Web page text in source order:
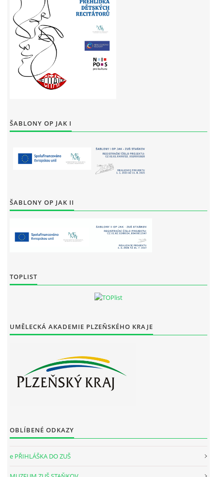
ŠABLONY OP JAK I
ŠABLONY OP JAK II
TOPLIST
UMĚLECKÁ AKADEMIE PLZEŇSKÉHO KRAJE
OBLÍBENÉ ODKAZY
e PŘIHLÁŠKA DO ZUŠ